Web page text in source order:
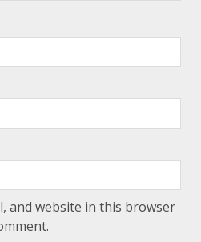
and website in this browser